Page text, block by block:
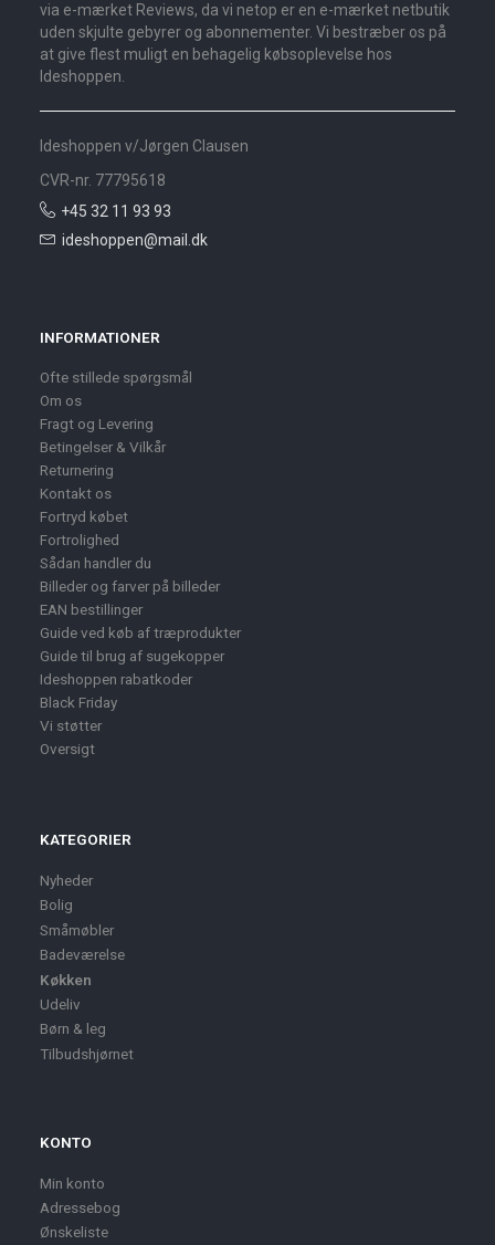
via e-mærket Reviews, da vi netop er en e-mærket netbutik
uden skjulte gebyrer og abonnementer. Vi bestræber os på
at give flest muligt en behagelig købsoplevelse hos
Ideshoppen.
Ideshoppen v/Jørgen Clausen
CVR-nr. 77795618
+45 32 11 93 93
ideshoppen@mail.dk
INFORMATIONER
Ofte stillede spørgsmål
Om os
Fragt og Levering
Betingelser & Vilkår
Returnering
Kontakt os
Fortryd købet
Fortrolighed
Sådan handler du
Billeder og farver på billeder
EAN bestillinger
Guide ved køb af træprodukter
Guide til brug af sugekopper
Ideshoppen rabatkoder
Black Friday
Vi støtter
Oversigt
KATEGORIER
Nyheder
Bolig
Småmøbler
Badeværelse
Køkken
Udeliv
Børn & leg
Tilbudshjørnet
KONTO
Min konto
Adressebog
Ønskeliste